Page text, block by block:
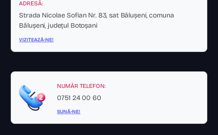
ADRESĂ:
Strada Nicolae Sofian Nr. 83, sat Bălușeni, comuna
Bălușeni, județul Botoșani
VIZITEAZĂ-NE!
NUMĂR TELEFON:
0751 24 00 60
SUNĂ-NE!